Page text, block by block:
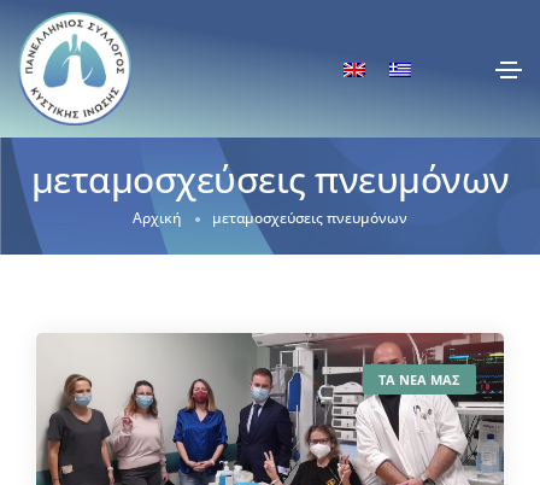
μεταμοσχεύσεις πνευμόνων
Αρχική μεταμοσχεύσεις πνευμόνων
ΤΑ ΝΕΑ ΜΑΣ